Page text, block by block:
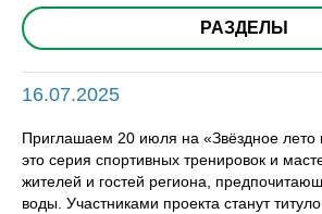
РАЗДЕЛЫ
16.07.2025
Приглашаем 20 июля на «Звёздное лето
это серия спортивных тренировок и
жителей и гостей региона,
воды. Участниками проекта станут